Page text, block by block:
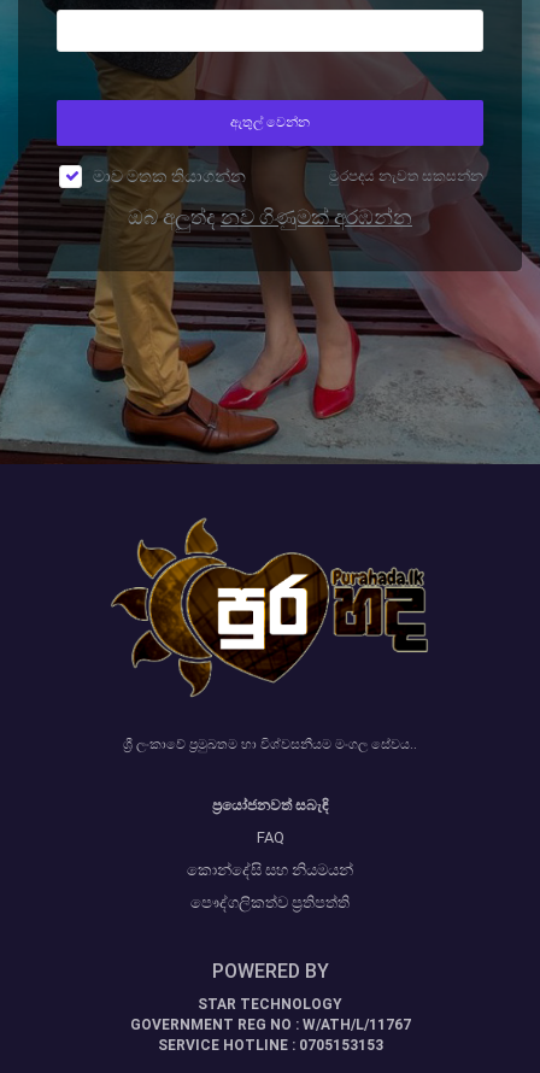
ඇතුල් වෙන්න
මාව මතක තියාගන්න මුරපදය නැවත සකසන්න
ඔබ අලුත්ද නව ගිණුමක් අරඹන්න
ශ්‍රී ලංකාවේ ප්‍රමුඛතම හා විශ්වසනීයම මංගල සේවය..
ප්‍රයෝජනවත් සබැඳි
FAQ
කොන්දේසි සහ නියමයන්
පෞද්ගලිකත්ව ප්‍රතිපත්ති
POWERED BY
STAR TECHNOLOGY
GOVERNMENT REG NO : W/ATH/L/11767
SERVICE HOTLINE : 0705153153